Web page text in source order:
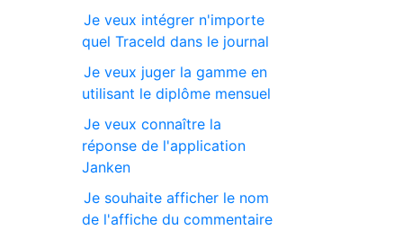
Je veux intégrer n'importe
quel TraceId dans le journal
Je veux juger la gamme en
utilisant le diplôme mensuel
Je veux connaître la
réponse de l'application
Janken
Je souhaite afficher le nom
de l'affiche du commentaire